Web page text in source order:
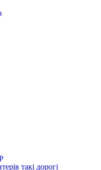
такі дорогі